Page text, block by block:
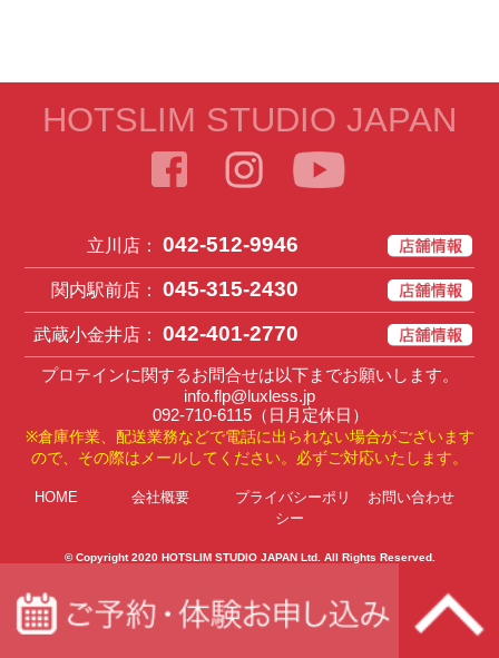
HOTSLIM STUDIO JAPAN
立川店： 042-512-9946
関内駅前店： 045-315-2430
武蔵小金井店： 042-401-2770
プロテインに関するお問合せは以下までお願いします。
info.flp@luxless.jp
092-710-6115（日月定休日）
※倉庫作業、配送業務などで電話に出られない場合がございます
ので、その際はメールしてください。必ずご対応いたします。
HOME 会社概要
プライバシーポリ
シー
お問い合わせ
© Copyright 2020 HOTSLIM STUDIO JAPAN Ltd. All Rights Reserved.